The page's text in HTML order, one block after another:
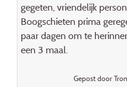
gegeten, vriendelijk
Boogschieten prima
paar dagen om te
een 3 maal.
Gepost door